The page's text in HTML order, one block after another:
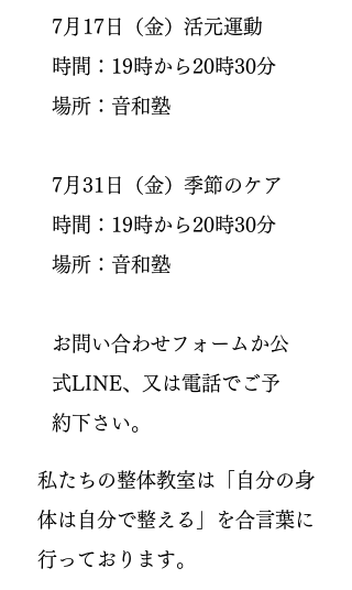
​7月17日（金）活元運動
時間：19時から20時30分
場所：音和塾
7月31日（金）季節のケア
時間：19時から20時30分
場所：音和塾
お問い合わせフォームか公
式LINE、又は電話でご予
約下さい。
私たちの整体教室は「​自分の身
体は自分で整える」を合言葉に
行っております。